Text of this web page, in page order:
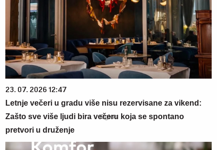
23. 07. 2026 12:47
Letnje večeri u gradu više nisu rezervisane za vikend:
Zašto sve više ljudi bira večeru koja se spontano
pretvori u druženje